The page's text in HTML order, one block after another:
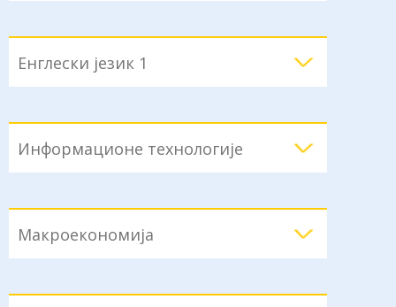
Енглески језик 1
Информационе технологије
Макроекономија